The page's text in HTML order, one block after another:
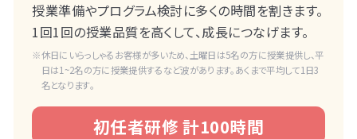
授業準備やプログラム検討に多くの時間を割きます。
1回1回の授業品質を高くして、成長につなげます。
休日にいらっしゃるお客様が多いため、土曜日は5名の方に授業提供し、平
日は1~2名の方に授業提供するなど波があります。あくまで平均して1日3
名となります。
初任者研修 計100時間